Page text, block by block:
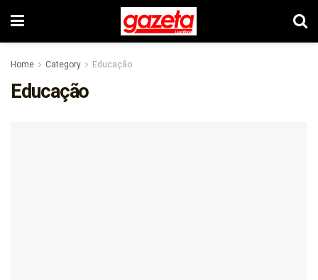
Home Category Educação
Educação